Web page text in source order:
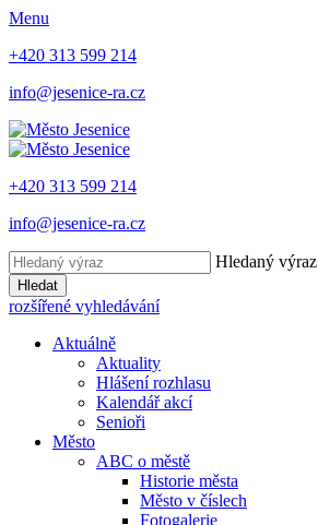
Menu
+420 313 599 214
info@jesenice-ra.cz
+420 313 599 214
info@jesenice-ra.cz
Hledaný výraz
Hledat
rozšířené vyhledávání
Aktuálně
Aktuality
Hlášení rozhlasu
Kalendář akcí
Senioři
Město
ABC o městě
Historie města
Město v číslech
Fotogalerie